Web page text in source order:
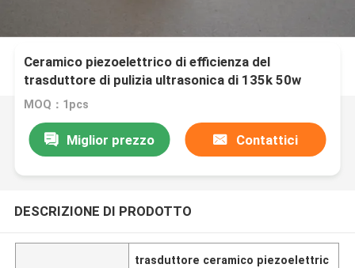
Ceramico piezoelettrico di efficienza del
trasduttore di pulizia ultrasonica di 135k 50w
MOQ：1pcs
Miglior prezzo Contattici
DESCRIZIONE DI PRODOTTO
trasduttore ceramico piezoelettric